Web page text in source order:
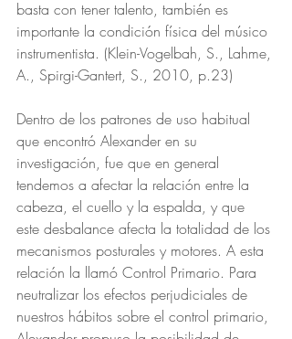
basta con tener talento, también es
importante la condición física del músico
instrumentista. (Klein-Vogelbah, S., Lahme,
A., Spirgi-Gantert, S., 2010, p.23)
Dentro de los patrones de uso habitual
que encontró Alexander en su
investigación, fue que en general
tendemos a afectar la relación entre la
cabeza, el cuello y la espalda, y que
este desbalance afecta la totalidad de los
mecanismos posturales y motores. A esta
relación la llamó Control Primario. Para
neutralizar los efectos perjudiciales de
nuestros hábitos sobre el control primario,